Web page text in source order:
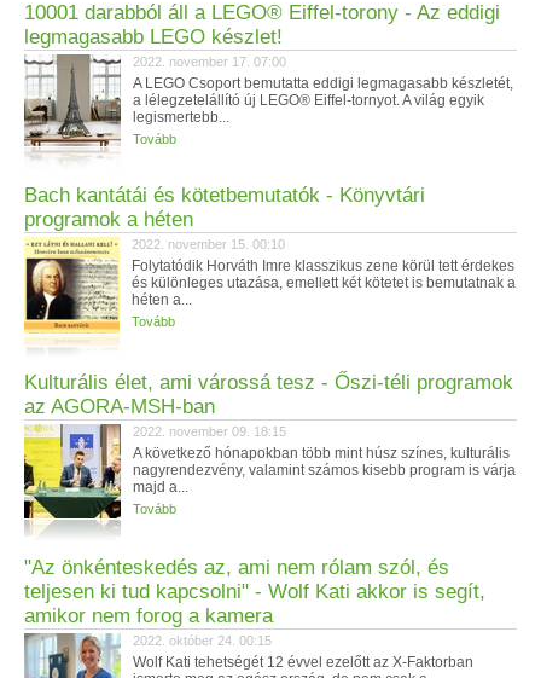
10001 darabból áll a LEGO® Eiffel-torony - Az eddigi
legmagasabb LEGO készlet!
2022. november 17. 07:00
A LEGO Csoport bemutatta eddigi legmagasabb készletét,
a lélegzetelállító új LEGO® Eiffel-tornyot. A világ egyik
legismertebb...
Tovább
Bach kantátái és kötetbemutatók - Könyvtári
programok a héten
2022. november 15. 00:10
Folytatódik Horváth Imre klasszikus zene körül tett érdekes
és különleges utazása, emellett két kötetet is bemutatnak a
héten a...
Tovább
Kulturális élet, ami várossá tesz - Őszi-téli programok
az AGORA-MSH-ban
2022. november 09. 18:15
A következő hónapokban több mint húsz színes, kulturális
nagyrendezvény, valamint számos kisebb program is várja
majd a...
Tovább
"Az önkénteskedés az, ami nem rólam szól, és
teljesen ki tud kapcsolni" - Wolf Kati akkor is segít,
amikor nem forog a kamera
2022. október 24. 00:15
Wolf Kati tehetségét 12 évvel ezelőtt az X-Faktorban